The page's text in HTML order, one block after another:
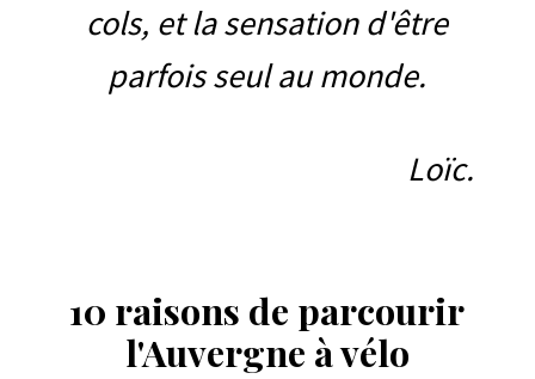
cols, et la sensation d'être
parfois seul au monde.
Loïc.
10 raisons de parcourir
l'Auvergne à vélo